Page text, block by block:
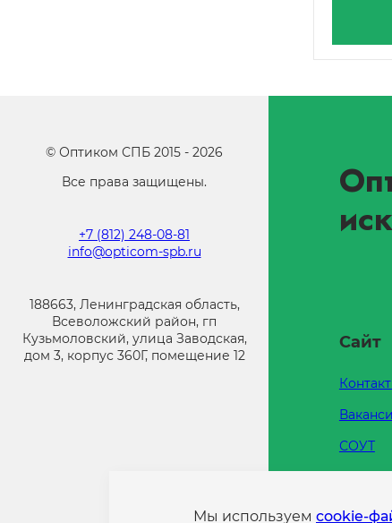
© Оптиком СПБ 2015 - 2026
Все права защищены.
+7 (812) 248-08-81
info@opticom-spb.ru
188663, Ленинградская область,
Всеволожский район, гп
Кузьмоловский, улица Заводская,
дом 3, корпус 360Г, помещение 12
Сайт
СОУТ
Мы используем cookie-